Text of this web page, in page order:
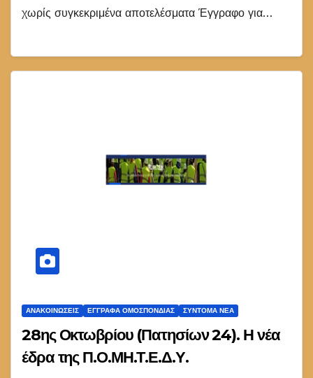
χωρίς συγκεκριμένα αποτελέσματα Έγγραφο για…
ΑΝΑΚΟΙΝΏΣΕΙΣ ΕΓΓΡΑΦΑ ΟΜΟΣΠΟΝΔΙΑΣ ΣΎΝΤΟΜΑ ΝΈΑ
28ης Οκτωβρίου (Πατησίων 24). Η νέα
έδρα της Π.Ο.ΜΗ.Τ.Ε.Δ.Υ.